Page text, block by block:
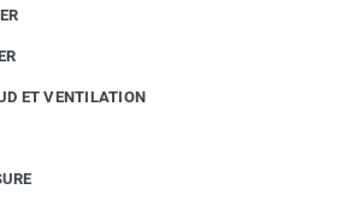
ET VENTILATION